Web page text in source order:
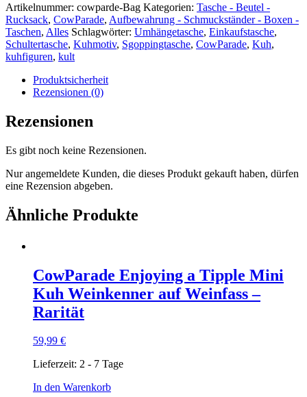
Artikelnummer: cowparde-Bag Kategorien: Tasche - Beutel -
Rucksack, CowParade, Aufbewahrung - Schmuckständer - Boxen -
Taschen, Alles Schlagwörter: Umhängetasche, Einkaufstasche,
Schultertasche, Kuhmotiv, Sgoppingtasche, CowParade, Kuh,
kuhfiguren, kult
Produktsicherheit
Rezensionen (0)
Rezensionen
Es gibt noch keine Rezensionen.
Nur angemeldete Kunden, die dieses Produkt gekauft haben, dürfen
eine Rezension abgeben.
Ähnliche Produkte
CowParade Enjoying a Tipple Mini
Kuh Weinkenner auf Weinfass –
Rarität
59,99 €
Lieferzeit: 2 - 7 Tage
In den Warenkorb